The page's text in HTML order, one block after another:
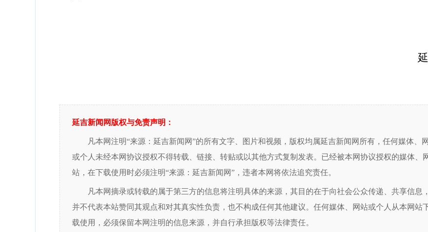
延吉市
延吉新闻网版权与免责声明：
凡本网注明“来源：延吉新闻网”的所有文字、图片和视频，版权均属延吉新闻网所有，任何媒体、
或个人未经本网协议授权不得转载、链接、转贴或以其他方式复制发表。已经被本网协议授权的媒体、
站，在下载使用时必须注明“来源：延吉新闻网”，违者本网将依法追究责任。
凡本网摘录或转载的属于第三方的信息将注明具体的来源，其目的在于向社会公众传递、共享信息，
并不代表本站赞同其观点和对其真实性负责，也不构成任何其他建议。任何媒体、网站或个人从本网站
载使用，必须保留本网注明的信息来源，并自行承担版权等法律责任。